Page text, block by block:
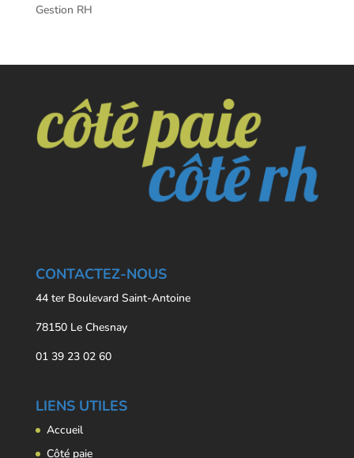
Gestion RH
CONTACTEZ-NOUS
44 ter Boulevard Saint-Antoine
78150 Le Chesnay
01 39 23 02 60
LIENS UTILES
Accueil
Côté paie